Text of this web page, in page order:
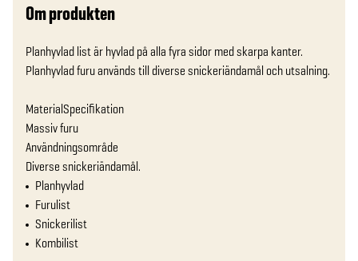
Om produkten
Planhyvlad list är hyvlad på alla fyra sidor med skarpa kanter.
Planhyvlad furu används till diverse snickeriändamål och utsalning.
MaterialSpecifikation
Massiv furu
Användningsområde
Diverse snickeriändamål.
Planhyvlad
Furulist
Snickerilist
Kombilist